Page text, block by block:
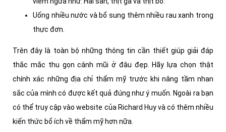
Uống nhiều nước và bổ sung thêm nhiều rau xanh trong
thực đơn.
Trên đây là toàn bộ những thông tin cần thiết giúp giải đáp
thắc mắc thu gọn cánh mũi ở đâu đẹp. Hãy lựa chọn thật
chính xác những địa chỉ thẩm mỹ trước khi nâng tầm nhan
sắc của mình có được kết quả đúng như ý muốn. Ngoài ra bạn
có thể truy cập vào website của Richard Huy và có thêm nhiều
kiến thức bổ ích về thẩm mỹ hơn nữa.